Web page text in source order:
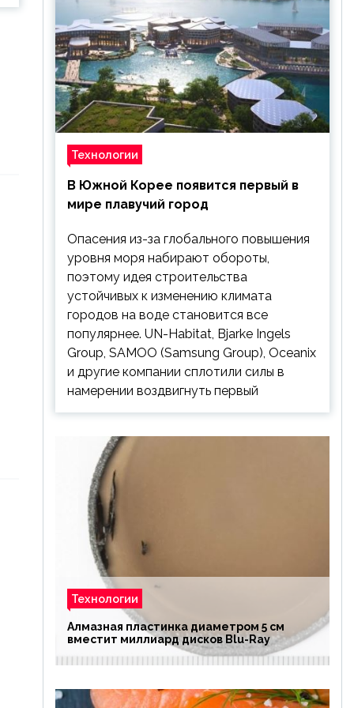
Технологии
В Южной Корее появится первый в
мире плавучий город
Опасения из-за глобального повышения
уровня моря набирают обороты,
поэтому идея строительства
устойчивых к изменению климата
городов на воде становится все
популярнее. UN-Habitat, Bjarke Ingels
Group, SAMOO (Samsung Group), Oceanix
и другие компании сплотили силы в
намерении воздвигнуть первый
Технологии
Алмазная пластинка диаметром 5 см
вместит миллиард дисков Blu-Ray